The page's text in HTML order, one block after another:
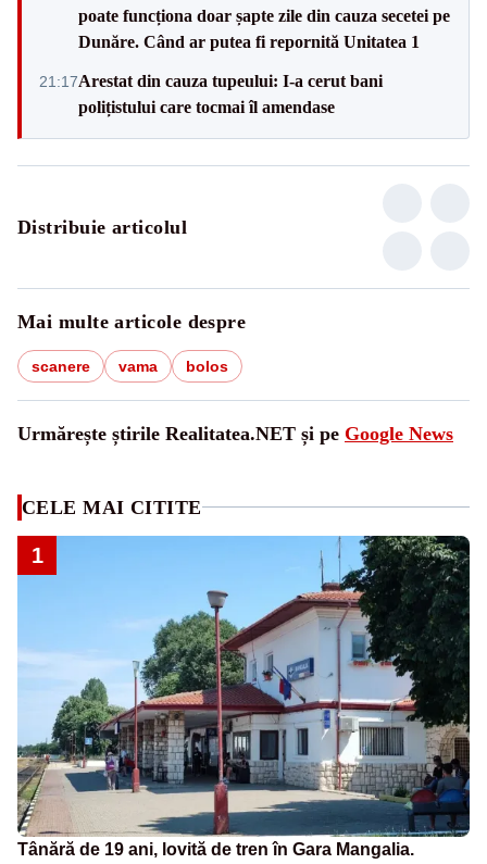
poate funcționa doar șapte zile din cauza secetei pe
Dunăre. Când ar putea fi repornită Unitatea 1
21:17Arestat din cauza tupeului: I-a cerut bani
polițistului care tocmai îl amendase
Distribuie articolul
Mai multe articole despre
scanere vama bolos
Urmărește știrile Realitatea.NET și pe Google News
CELE MAI CITITE
1
Tânără de 19 ani, lovită de tren în Gara Mangalia.